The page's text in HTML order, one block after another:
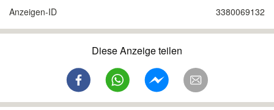
Anzeigen-ID 3380069132
Diese Anzeige teilen